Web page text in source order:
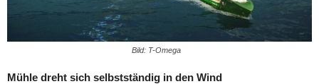
Bild: T-Omega
Mühle dreht sich selbstständig in den Wind